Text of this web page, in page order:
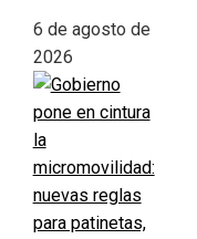
6 de agosto de
2026